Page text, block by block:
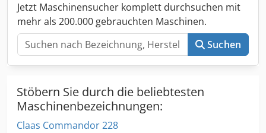
Jetzt Maschinensucher komplett durchsuchen mit
mehr als 200.000 gebrauchten Maschinen.
Suchen
Stöbern Sie durch die beliebtesten
Maschinenbezeichnungen:
Claas Commandor 228